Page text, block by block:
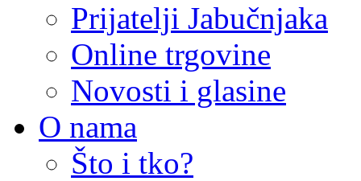
Prijatelji Jabučnjaka
Online trgovine
Novosti i glasine
O nama
Što i tko?